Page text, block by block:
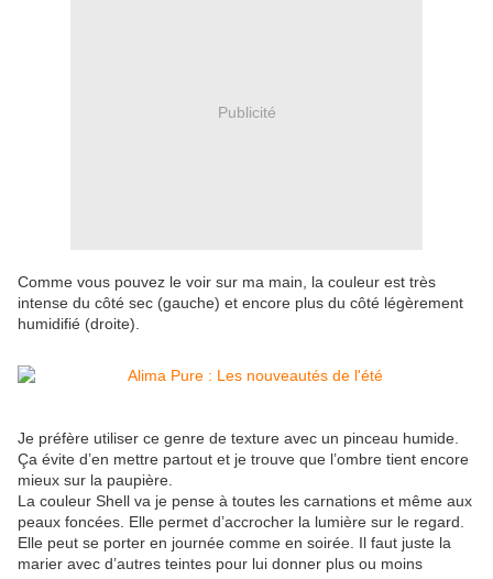
Publicité
Comme vous pouvez le voir sur ma main, la couleur est très
intense du côté sec (gauche) et encore plus du côté légèrement
humidifié (droite).
Je préfère utiliser ce genre de texture avec un pinceau humide.
Ça évite d’en mettre partout et je trouve que l’ombre tient encore
mieux sur la paupière.
La couleur Shell va je pense à toutes les carnations et même aux
peaux foncées. Elle permet d’accrocher la lumière sur le regard.
Elle peut se porter en journée comme en soirée. Il faut juste la
marier avec d’autres teintes pour lui donner plus ou moins